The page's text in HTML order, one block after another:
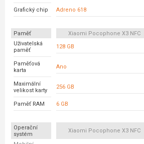
Grafický chip Adreno 618
Paměť Xiaomi Pocophone X3 NFC
Uživatelská
paměť
128 GB
Paměťová
karta
Ano
Maximální
velikost karty
256 GB
Paměť RAM 6 GB
Operační
systém
Xiaomi Pocophone X3 NFC